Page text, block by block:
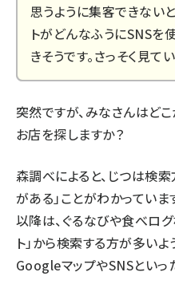
思うように集客できない
トがどんなふうにSNSを
きそうです。さっそく見て
突然ですが、みなさんはど
お店を探しますか？
森調べによると、じつは検
がある」ことがわかってい
以降は、ぐるなびや食べロ
ト」から検索する方が多い
GoogleマップやSNSといっ